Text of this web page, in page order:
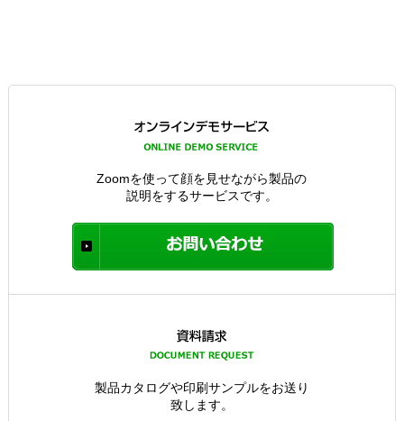
Zoomを使って顔を見せながら製品の
説明をするサービスです。
製品カタログや印刷サンプルをお送り
致します。